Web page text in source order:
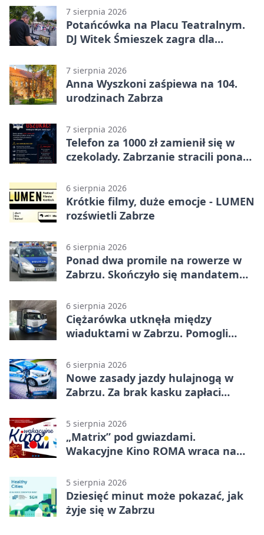
7 sierpnia 2026
Potańcówka na Placu Teatralnym.
DJ Witek Śmieszek zagra dla
7 sierpnia 2026
Anna Wyszkoni zaśpiewa na 104.
urodzinach Zabrza
7 sierpnia 2026
Telefon za 1000 zł zamienił się w
czekolady. Zabrzanie stracili ponad
6 sierpnia 2026
Krótkie filmy, duże emocje - LUMEN
rozświetli Zabrze
6 sierpnia 2026
Ponad dwa promile na rowerze w
Zabrzu. Skończyło się mandatem
6 sierpnia 2026
Ciężarówka utknęła między
wiaduktami w Zabrzu. Pomogli
6 sierpnia 2026
Nowe zasady jazdy hulajnogą w
Zabrzu. Za brak kasku zapłaci
5 sierpnia 2026
„Matrix” pod gwiazdami.
Wakacyjne Kino ROMA wraca na
5 sierpnia 2026
Dziesięć minut może pokazać, jak
żyje się w Zabrzu